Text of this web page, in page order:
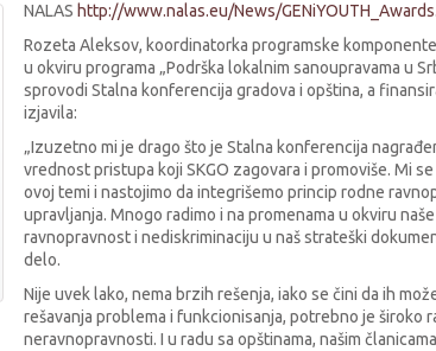
NALAS http://www.nalas.eu/News/GENiYOUTH_Awards
Rozeta Aleksov, koordinatorka programske
u okviru programa „Podrška lokalnim sanoupravama u
sprovodi Stalna konferencija gradova i opština, a
izjavila:
„Izuzetno mi je drago što je Stalna konferencija
vrednost pristupa koji SKGO zagovara i promoviše. Mi
ovoj temi i nastojimo da integrišemo princip rodne
upravljanja. Mnogo radimo i na promenama u okviru
ravnopravnost i nediskriminaciju u naš strateški
delo.
Nije uvek lako, nema brzih rešenja, iako se čini da ih
rešavanja problema i funkcionisanja, potrebno je široko
neravnopravnosti. I u radu sa opštinama, našim